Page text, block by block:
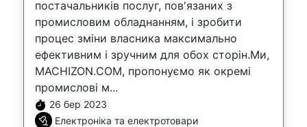
постачальників послуг, пов'язаних з
промисловим обладнанням, і зробити
процес зміни власника максимально
ефективним і зручним для обох сторін.Ми,
MACHIZON.COM, пропонуємо як окремі
промислові м...
26 бер 2023
Електроніка та електротовари